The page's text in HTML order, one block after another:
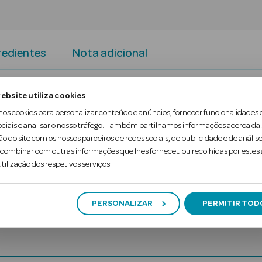
utiliza cookies
cookies para personalizar conteúdo e anúncios, fornecer funcionalidades
e analisar o nosso tráfego. Também partilhamos informações acerca da
do site com os nossos parceiros de redes sociais, de publicidade e de
com outras informações que lhes forneceu ou recolhidas por estes
dos respetivos serviços.
PERSONALIZAR PERMITIR
Nota adicional
e fácil de consumir fruta.
sem glúten e sem açúcar adicionado,